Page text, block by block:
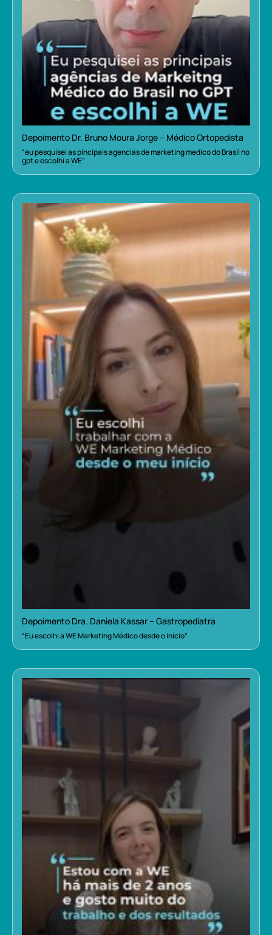
Depoimento Dr. Bruno Moura Jorge – Médico Ortopedista
“eu pesquisei as pincipais agencias de marketing medico do Brasil no
gpt e escolhi a WE”
Depoimento Dra. Daniela Kassar – Gastropediatra
“Eu escolhi a WE Marketing Médico desde o início”